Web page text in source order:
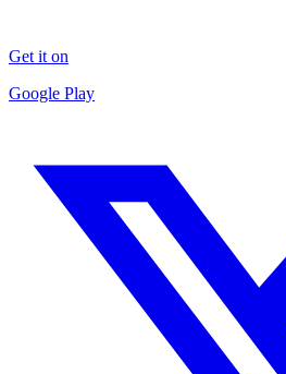
Get it on
Google Play